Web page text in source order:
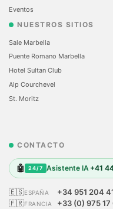
Eventos
NUESTROS SITIOS
Sale Marbella
Puente Romano Marbella
Hotel Sultan Club
Alp Courchevel
St. Moritz
CONTACTO
🤖 24/7 Asistente IA +41
🇪🇸ESPAÑA
+34 951 204
🇫🇷FRANCIA
+33 (0) 975 17